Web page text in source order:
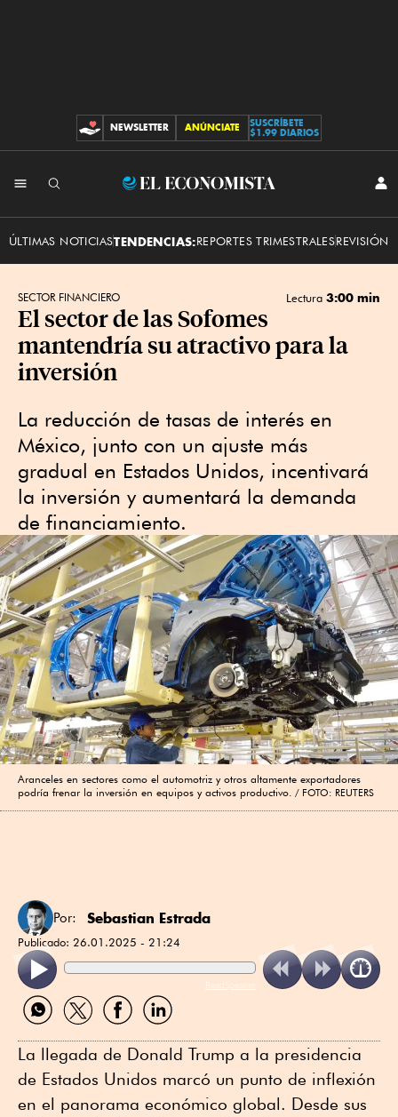
CONTRIBUCIONES
NEWSLETTER ANÚNCIATE
SUSCRÍBETE
$1.99 DIARIOS
El
ÚLTIMAS NOTICIASTENDENCIAS:REPORTES TRIMESTRALESREVISIÓN
SECTOR FINANCIERO Lectura 3:00 min
El sector de las Sofomes
mantendría su atractivo para la
inversión
La reducción de tasas de interés en
México, junto con un ajuste más
gradual en Estados Unidos, incentivará
la inversión y aumentará la demanda
de financiamiento.
Aranceles en sectores como el automotriz y otros altamente exportadores
podría frenar la inversión en equipos y activos productivo.
FOTO: REUTERS
Por: Sebastian Estrada
Publicado: 26.01.2025 - 21:24
ReadSpeaker
Compartir
por
Compartir
por
Compartir
por
Compartir
por
La llegada de Donald Trump a la presidencia
de Estados Unidos marcó un punto de inflexión
en el panorama económico global. Desde sus